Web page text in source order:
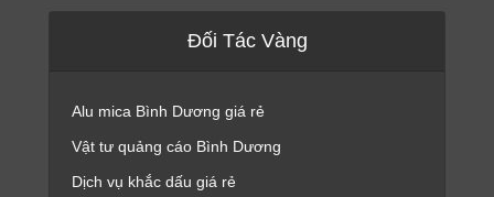
Đối Tác Vàng
Alu mica Bình Dương giá rẻ
Vật tư quảng cáo Bình Dương
Dịch vụ khắc dấu giá rẻ